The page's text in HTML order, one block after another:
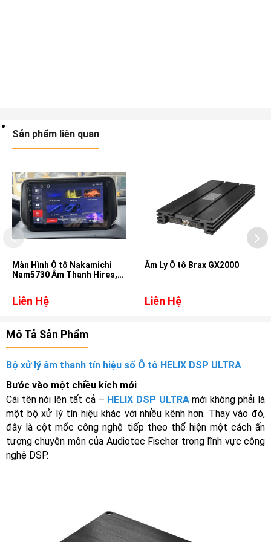
Sản phẩm liên quan
Màn Hình Ô tô Nakamichi
Nam5730 Âm Thanh Hires,
Liên Hệ
Âm Ly Ô tô Brax GX2000
Liên Hệ
Mô Tả Sản Phẩm
Bộ xử lý âm thanh tín hiệu số Ô tô HELIX DSP ULTRA
Bước vào một chiều kích mới
Cái tên nói lên tất cả – HELIX DSP ULTRAmới không phải là
một bộ xử lý tín hiệu khác với nhiều kênh hơn. Thay vào đó,
đây là cột mốc công nghệ tiếp theo thể hiện một cách ấn
tượng chuyên môn của Audiotec Fischer trong lĩnh vực công
nghệ DSP.